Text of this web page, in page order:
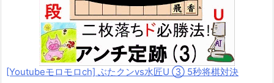
[Youtubeモロモロch] ぶたクンvs水匠U ③ 5秒将棋対決